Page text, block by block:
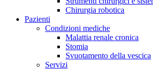
Chirurgia robotica
Pazienti
Condizioni mediche
Malattia renale cronica
Stomia
Svuotamento della vescica
Servizi